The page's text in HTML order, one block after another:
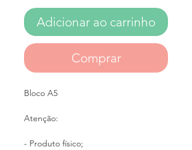
Adicionar ao carrinho
Comprar
Bloco A5
Atenção:
- Produto físico;